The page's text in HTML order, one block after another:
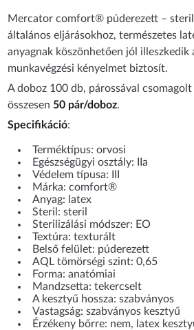
Mercator comfort® púderezett – steril
általános eljárásokhoz, természetes
anyagnak köszönhetően jól illeszkedik
munkavégzési kényelmet biztosít.
A doboz 100 db, párossával
összesen 50 pár/doboz.
Specifikáció:
Terméktípus: orvosi
Egészségügyi osztály: IIa
Védelem típusa: III
Márka: comfort®
Anyag: latex
Steril: steril
Sterilizálási módszer: EO
Textúra: texturált
Belső felület: púderezett
AQL tömörségi szint: 0,65
Forma: anatómiai
Mandzsetta: tekercselt
A kesztyű hossza: szabványos
Vastagság: szabványos kesztyű
Érzékeny bőrre: nem, latex